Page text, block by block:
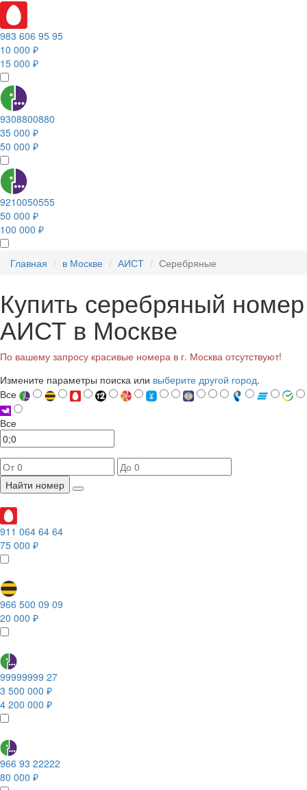
983 606 95 95
10 000 ₽
15 000 ₽
9308800880
35 000 ₽
50 000 ₽
9210050555
50 000 ₽
100 000 ₽
Главная в Москве АИСТ Серебряные
Купить серебряный номер
АИСТ в Москве
По вашему запросу красивые номера в г. Москва отсутствуют!
Измените параметры поиска или выберите другой город.
Все
Все
Найти номер
911 064 64 64
75 000 ₽
966 500 09 09
20 000 ₽
99999999 27
3 500 000 ₽
4 200 000 ₽
966 93 22222
80 000 ₽